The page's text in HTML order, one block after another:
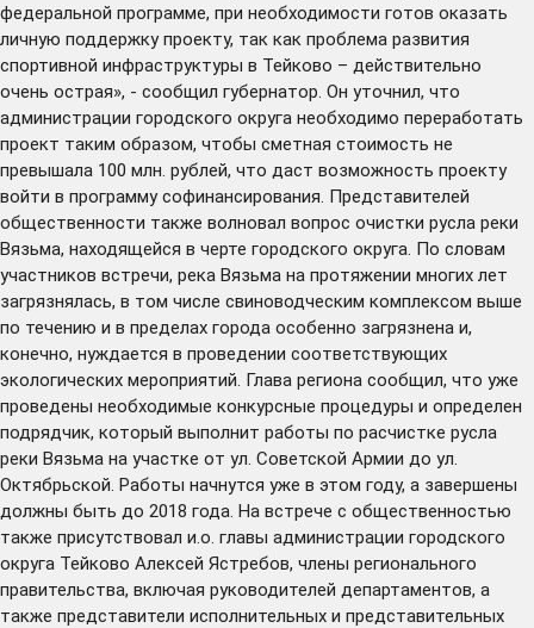
федеральной программе, при необходимости готов оказать
личную поддержку проекту, так как проблема развития
спортивной инфраструктуры в Тейково – действительно
очень острая», - сообщил губернатор. Он уточнил, что
администрации городского округа необходимо переработать
проект таким образом, чтобы сметная стоимость не
превышала 100 млн. рублей, что даст возможность проекту
войти в программу софинансирования. Представителей
общественности также волновал вопрос очистки русла реки
Вязьма, находящейся в черте городского округа. По словам
участников встречи, река Вязьма на протяжении многих лет
загрязнялась, в том числе свиноводческим комплексом выше
по течению и в пределах города особенно загрязнена и,
конечно, нуждается в проведении соответствующих
экологических мероприятий. Глава региона сообщил, что уже
проведены необходимые конкурсные процедуры и определен
подрядчик, который выполнит работы по расчистке русла
реки Вязьма на участке от ул. Советской Армии до ул.
Октябрьской. Работы начнутся уже в этом году, а завершены
должны быть до 2018 года. На встрече с общественностью
также присутствовал и.о. главы администрации городского
округа Тейково Алексей Ястребов, члены регионального
правительства, включая руководителей департаментов, а
также представители исполнительных и представительных